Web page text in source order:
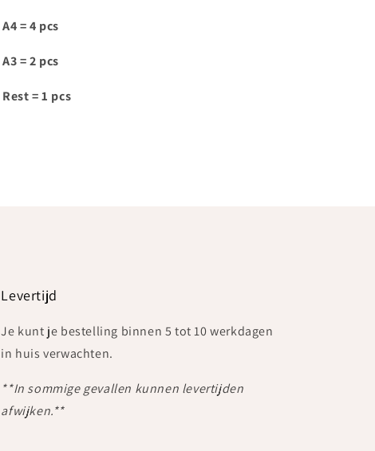
A4 = 4 pcs
A3 = 2 pcs
Rest = 1 pcs
Levertijd
Je kunt je bestelling binnen 5 tot 10 werkdagen
in huis verwachten.
**In sommige gevallen kunnen levertijden
afwijken.**